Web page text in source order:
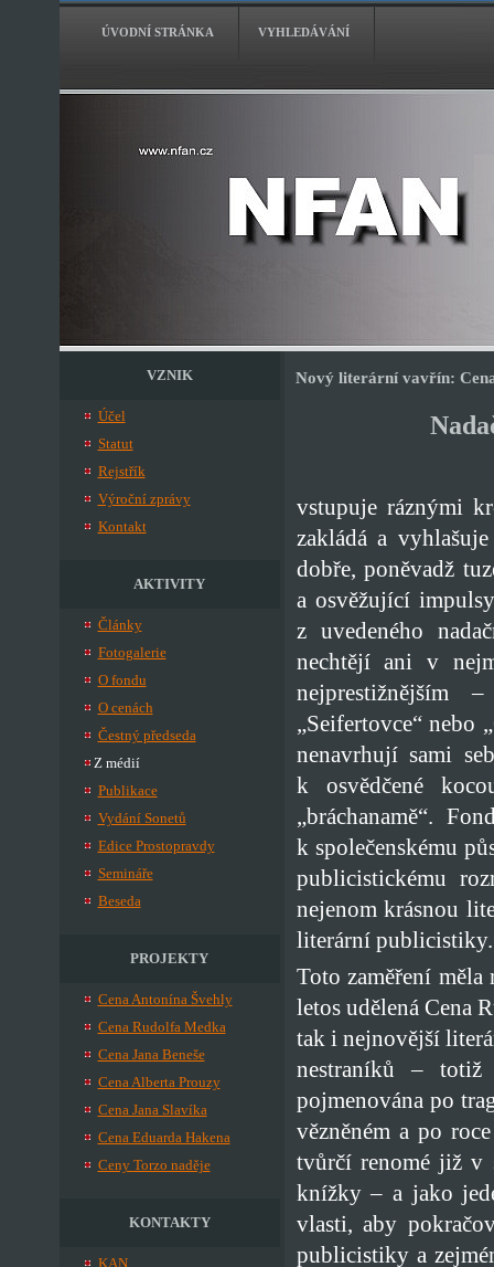
ÚVODNÍ STRÁNKA VYHLEDÁVÁNÍ
VZNIK
Účel
Statut
Rejstřík
Výroční zprávy
Kontakt
AKTIVITY
Články
Fotogalerie
O fondu
O cenách
Čestný předseda
Z médií
Publikace
Vydání Sonetů
Edice Prostopravdy
Semináře
Beseda
PROJEKTY
Cena Antonína Švehly
Cena Rudolfa Medka
Cena Jana Beneše
Cena Alberta Prouzy
Cena Jana Slavíka
Cena Eduarda Hakena
Ceny Torzo naděje
KONTAKTY
KAN
Nový literární vavřín:
vstupuje ráznými
zakládá a
dobře, poněvadž
a osvěžující
z uvedeného
nechtějí ani v
nejprestižnějším
„Seifertovce“
nenavrhují sami
k osvědčené
„bráchanamě“.
k společenskému
publicistickému
nejenom krásnou
literární publicistiky.
Toto zaměření měla
letos udělená Cena
tak i nejnovější
nestraníků –
pojmenována po
vězněném a po
tvůrčí renomé již v
knížky – a jako
vlasti, aby
publicistiky a